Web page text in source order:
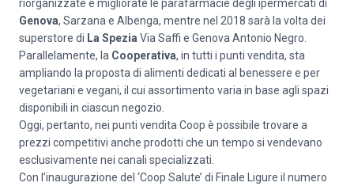
riorganizzate e migliorate le parafarmacie degli ipermercati di
Genova, Sarzana e Albenga, mentre nel 2018 sarà la volta dei
superstore di La Spezia Via Saffi e Genova Antonio Negro.
Parallelamente, la Cooperativa, in tutti i punti vendita, sta
ampliando la proposta di alimenti dedicati al benessere e per
vegetariani e vegani, il cui assortimento varia in base agli spazi
disponibili in ciascun negozio.
Oggi, pertanto, nei punti vendita Coop è possibile trovare a
prezzi competitivi anche prodotti che un tempo si vendevano
esclusivamente nei canali specializzati.
Con l’inaugurazione del ‘Coop Salute’ di Finale Ligure il numero